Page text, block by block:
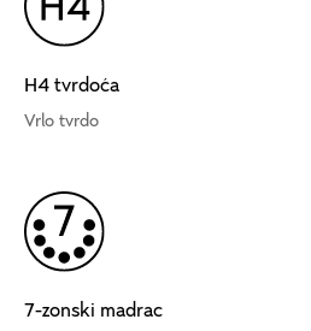
H4 tvrdoća
Vrlo tvrdo
7-zonski madrac